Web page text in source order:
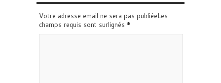
Votre adresse email ne sera pas publiéeLes
champs requis sont surlignés *